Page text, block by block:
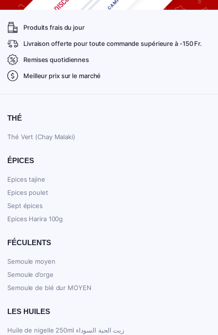
Produits frais du jour
Livraison offerte pour toute commande supérieure à -150 Fr.
Remises quotidiennes
Meilleur prix sur le marché
THÉ
Thé Vert (Chay Malaki)
ÉPICES
Epices tajine
Epices poulet
Sept épices
Epices Harira 100g
FÉCULENTS
Semoule moyen
Semoule d’orge
Semoule de blé dur MOYEN
LES HUILES
Huile de nigelle 250ml زيت الحبة السوداء